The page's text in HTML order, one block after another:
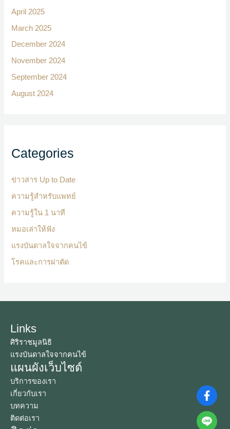
April 2025
March 2025
December 2024
November 2024
September 2024
August 2024
Categories
ข่าวสาร Up to Date
ความรู้สำหรับแพทย์
ความรู้ใน 1 นาที
หมอเล่าให้ฟัง
แรงบันดาลใจจากคนไข้
โรคและการผ่าตัด
Links
ศิริราชมูลนิธิ
แรงบันดาลใจจากคนไข้
แผนผังเว็บไซต์
บริการของเรา
เกี่ยวกับเรา
บทความ
ติดต่อเรา